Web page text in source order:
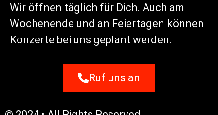
Wir öffnen täglich für Dich. Auch am
Wochenende und an Feiertagen können
Konzerte bei uns geplant werden.
Ruf uns an